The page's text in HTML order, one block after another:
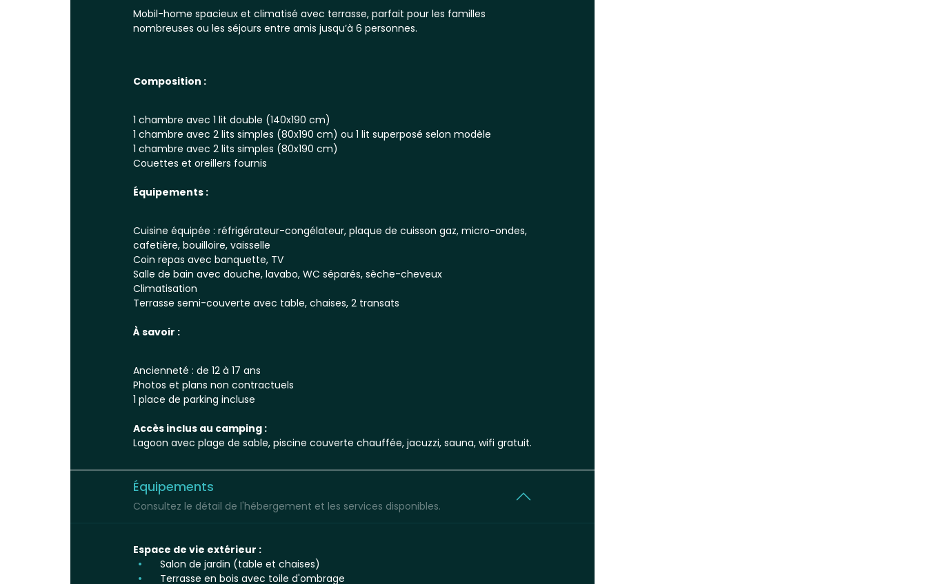
Mobil-home spacieux et climatisé avec terrasse, parfait pour les familles
nombreuses ou les séjours entre amis jusqu’à 6 personnes.
Composition :
1 chambre avec 1 lit double (140x190 cm)
1 chambre avec 2 lits simples (80x190 cm) ou 1 lit superposé selon modèle
1 chambre avec 2 lits simples (80x190 cm)
Couettes et oreillers fournis
Équipements :
Cuisine équipée : réfrigérateur-congélateur, plaque de cuisson gaz, micro-ondes,
cafetière, bouilloire, vaisselle
Coin repas avec banquette, TV
Salle de bain avec douche, lavabo, WC séparés, sèche-cheveux
Climatisation
Terrasse semi-couverte avec table, chaises, 2 transats
À savoir :
Ancienneté : de 12 à 17 ans
Photos et plans non contractuels
1 place de parking incluse
Accès inclus au camping :
Lagoon avec plage de sable, piscine couverte chauffée, jacuzzi, sauna, wifi gratuit.
Équipements
Consultez le détail de l'hébergement et les services disponibles.
Espace de vie extérieur :
Salon de jardin (table et chaises)
Terrasse en bois avec toile d'ombrage